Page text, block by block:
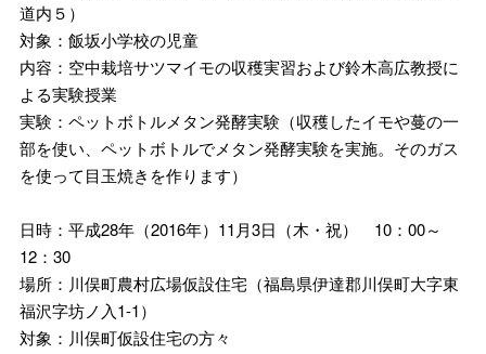
道内５）
対象：飯坂小学校の児童
内容：空中栽培サツマイモの収穫実習および鈴木高広教授に
よる実験授業
実験：ペットボトルメタン発酵実験（収穫したイモや蔓の一
部を使い、ペットボトルでメタン発酵実験を実施。そのガス
を使って目玉焼きを作ります）
日時：平成28年（2016年）11月3日（木・祝） 10：00～
12：30
場所：川俣町農村広場仮設住宅（福島県伊達郡川俣町大字東
福沢字坊ノ入1-1）
対象：川俣町仮設住宅の方々